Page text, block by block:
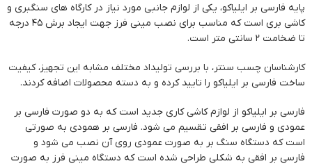
پایه فارسی بر ایلیاکو، یکی از لوازم جانبی مورد نیاز در کارگاه های سنگبری و
کاشی بری است که مناسب برای نصب مینی فرز جهت ایجاد برش 45 درجه
تا ضخامت 2 سانتی متر است.
کارشناسان چسب سنتر، با بررسی تولیداد مختلف مشابه این تجهیز، کیفیت
ساخت فارسی بر ایلیاکو را تایید کرده و به دسته محصولات اضافه کردند.
فارسی بر ایلیاکو از لوازم کاشی کاری جدید است که به دو صورت فارسی بر
عمودی و فارسی بر افقی تقسیم می شود. فارسی بر همودی به صورتی
است که دستگاه سنگ بر به صورت عمودی روی آن نصب می شود و
فارسی بر افقی به شکلی طراحی شده است که دستگاه مینی فرز به صورت